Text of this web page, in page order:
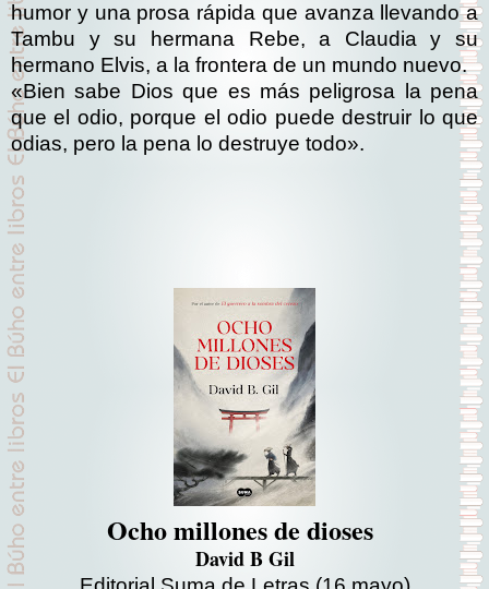
humor y una prosa rápida que avanza llevando a
Tambu y su hermana Rebe, a Claudia y su
hermano Elvis, a la frontera de un mundo nuevo.
«Bien sabe Dios que es más peligrosa la pena
que el odio, porque el odio puede destruir lo que
odias, pero la pena lo destruye todo».
Ocho millones de dioses
David B Gil